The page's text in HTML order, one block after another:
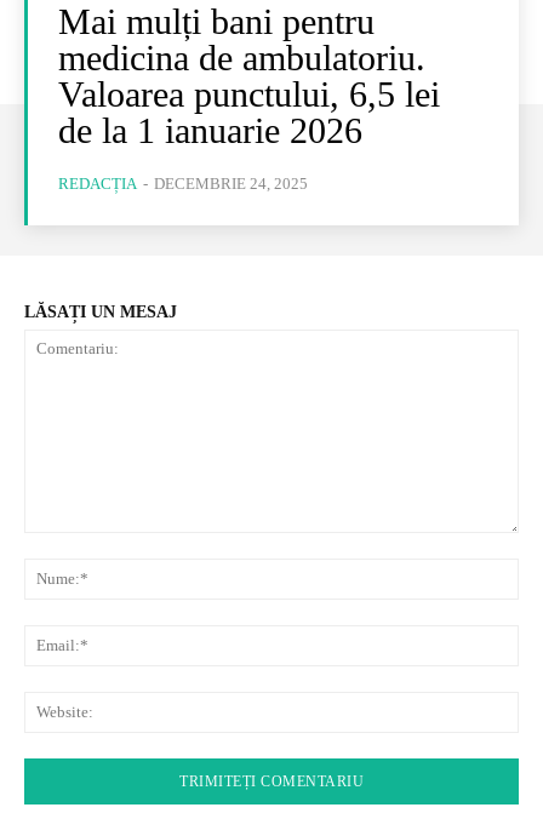
Mai mulți bani pentru
medicina de ambulatoriu.
Valoarea punctului, 6,5 lei
de la 1 ianuarie 2026
REDACȚIA - DECEMBRIE 24, 2025
LĂSAȚI UN MESAJ